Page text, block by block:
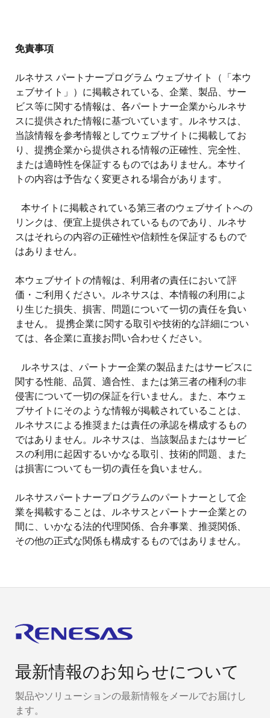
免責事項
ルネサス パートナープログラム ウェブサイト（「本ウ
ェブサイト」）に掲載されている、企業、製品、サー
ビス等に関する情報は、各パートナー企業からルネサ
スに提供された情報に基づいています。ルネサスは、
当該情報を参考情報としてウェブサイトに掲載してお
り、提携企業から提供される情報の正確性、完全性、
または適時性を保証するものではありません。本サイ
トの内容は予告なく変更される場合があります。
本サイトに掲載されている第三者のウェブサイトへの
リンクは、便宜上提供されているものであり、ルネサ
スはそれらの内容の正確性や信頼性を保証するもので
はありません。
本ウェブサイトの情報は、利用者の責任において評
価・ご利用ください。ルネサスは、本情報の利用によ
り生じた損失、損害、問題について一切の責任を負い
ません。 提携企業に関する取引や技術的な詳細につい
ては、各企業に直接お問い合わせください。
ルネサスは、パートナー企業の製品またはサービスに
関する性能、品質、適合性、または第三者の権利の非
侵害について一切の保証を行いません。また、本ウェ
ブサイトにそのような情報が掲載されていることは、
ルネサスによる推奨または責任の承認を構成するもの
ではありません。ルネサスは、当該製品またはサービ
スの利用に起因するいかなる取引、技術的問題、また
は損害についても一切の責任を負いません。
ルネサスパートナープログラムのパートナーとして企
業を掲載することは、ルネサスとパートナー企業との
間に、いかなる法的代理関係、合弁事業、推奨関係、
その他の正式な関係も構成するものではありません。
最新情報のお知らせについて
製品やソリューションの最新情報をメールでお届けし
ます。